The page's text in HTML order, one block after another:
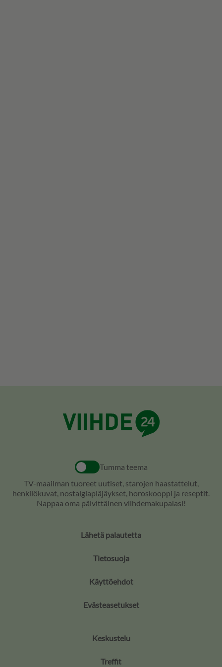
Tumma teema
TV-maailman tuoreet uutiset, starojen haastattelut,
henkilökuvat, nostalgiapläjäykset, horoskooppi ja reseptit.
Nappaa oma päivittäinen viihdemakupalasi!
Lähetä palautetta
Tietosuoja
Käyttöehdot
Evästeasetukset
Keskustelu
Treffit